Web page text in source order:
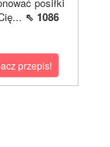
⇖ 1086
przepis!